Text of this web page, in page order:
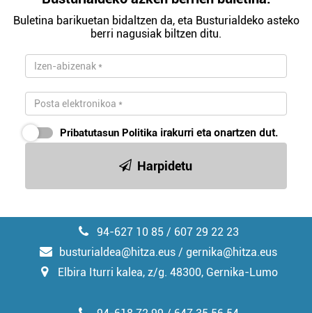
Buletina barikuetan bidaltzen da, eta Busturialdeko asteko
berri nagusiak biltzen ditu.
Pribatutasun Politika irakurri eta onartzen dut.
Harpidetu
94-627 10 85 / 607 29 22 23
busturialdea@hitza.eus / gernika@hitza.eus
Elbira Iturri kalea, z/g. 48300, Gernika-Lumo